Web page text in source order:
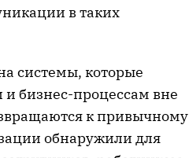
в таких
системы, которые
бизнес-процессам вне
к привычному
обнаружили для